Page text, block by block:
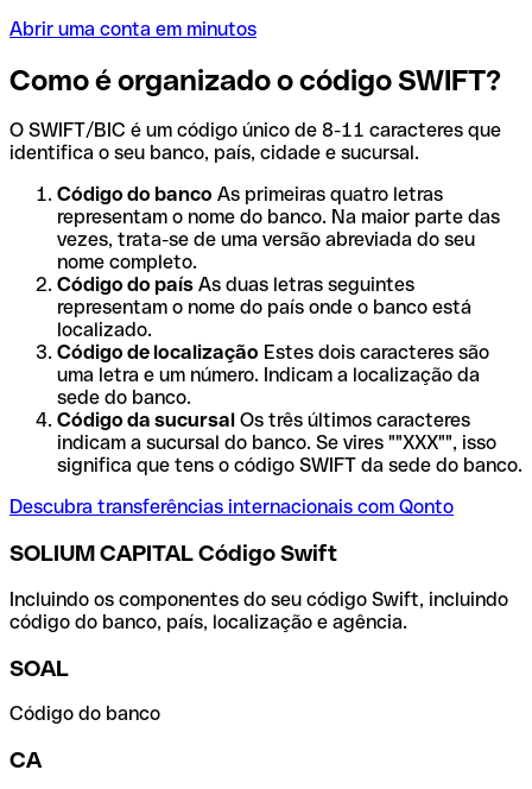
Abrir uma conta em minutos
Como é organizado o código SWIFT?
O SWIFT/BIC é um código único de 8-11 caracteres que
identifica o seu banco, país, cidade e sucursal.
Código do banco As primeiras quatro letras
representam o nome do banco. Na maior parte das
vezes, trata-se de uma versão abreviada do seu
nome completo.
Código do país As duas letras seguintes
representam o nome do país onde o banco está
localizado.
Código de localização Estes dois caracteres são
uma letra e um número. Indicam a localização da
sede do banco.
Código da sucursal Os três últimos caracteres
indicam a sucursal do banco. Se vires ""XXX"", isso
significa que tens o código SWIFT da sede do banco.
Descubra transferências internacionais com Qonto
SOLIUM CAPITAL Código Swift
Incluindo os componentes do seu código Swift, incluindo
código do banco, país, localização e agência.
SOAL
Código do banco
CA